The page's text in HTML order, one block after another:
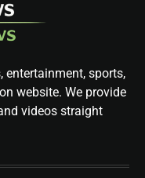
entertainment, sports,
website. We provide
videos straight